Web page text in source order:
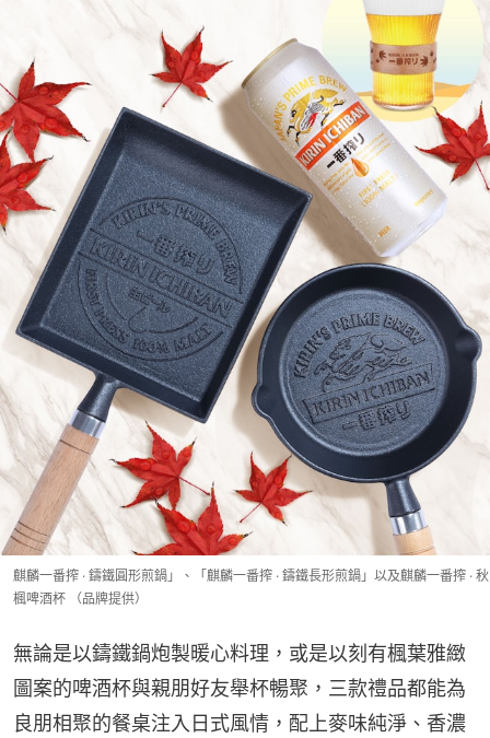
麒麟一番搾 · 鑄鐵圓形煎鍋」、「麒麟一番搾 · 鑄鐵長形煎鍋」以及麒麟一番搾 · 秋
楓啤酒杯 （品牌提供）
無論是以鑄鐵鍋炮製暖心料理，或是以刻有楓葉雅緻
圖案的啤酒杯與親朋好友舉杯暢聚，三款禮品都能為
良朋相聚的餐桌注入日式風情，配上麥味純淨、香濃